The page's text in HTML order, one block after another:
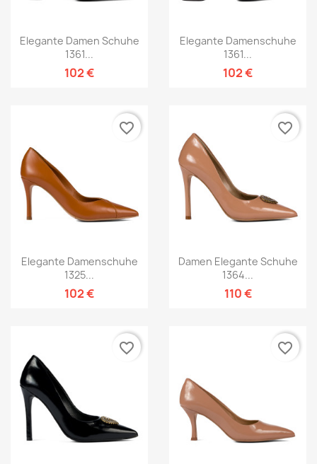
Elegante Damen Schuhe
1361...
102 €
Elegante Damenschuhe
1361...
102 €
Elegante Damenschuhe
1325...
102 €
favorite_border
Damen Elegante Schuhe
1364...
110 €
favorite_border
favorite_border favorite_border